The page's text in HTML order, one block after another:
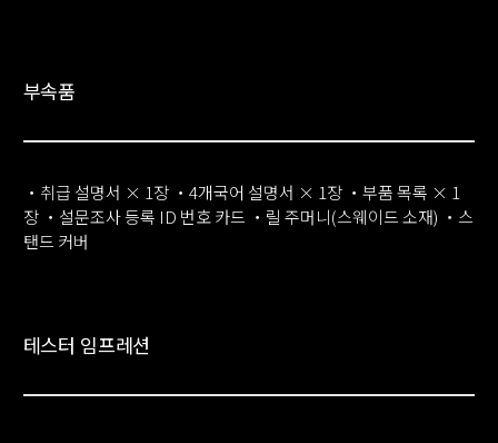
부속품
・취급 설명서 × 1장 ・4개국어 설명서 × 1장 ・부품 목록 × 1
장 ・설문조사 등록 ID 번호 카드 ・릴 주머니(스웨이드 소재) ・스
탠드 커버
테스터 임프레션